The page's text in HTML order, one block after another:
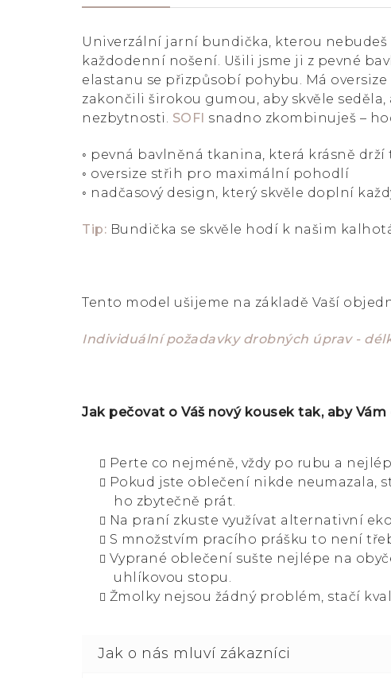
Univerzální jarní bundička, kterou nebudeš
každodenní nošení. Ušili jsme ji z pevné
elastanu se přizpůsobí pohybu. Má
zakončili širokou gumou, aby skvěle
nezbytnosti. SOFI snadno zkombinuješ –
◦ pevná bavlněná tkanina, která krásně drží
◦ oversize střih pro maximální pohodlí
◦ nadčasový design, který skvěle doplní
Tip: Bundička se skvěle hodí k našim
Tento model ušijeme na základě Vaší
Individuální požadavky drobných úprav -
Jak pečovat o Váš nový kousek tak, aby
Perte co nejméně, vždy po rubu a
Pokud jste oblečení nikde neumazala,
ho zbytečně prát.
Na praní zkuste využívat alternativní
S množstvím pracího prášku to není
Vyprané oblečení sušte nejlépe na
uhlíkovou stopu.
Žmolky nejsou žádný problém, stačí